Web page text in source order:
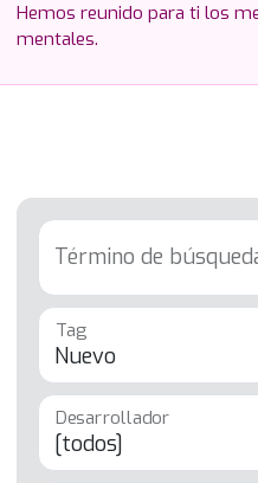
Hemos reunido para ti los
mentales.
Término de
Tag
Desarrollador